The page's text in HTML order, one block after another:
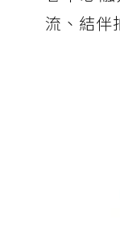
流、結伴